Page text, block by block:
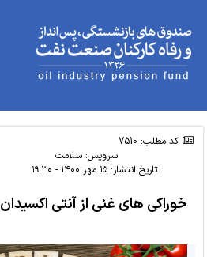
کد مطلب: 7510
سرویس:سلامت
تاریخ انتشار:۱۵ مهر ۱۴۰۰ - ۱۹:۳۰
خوراکی های غنی از آنتی اکسیدان